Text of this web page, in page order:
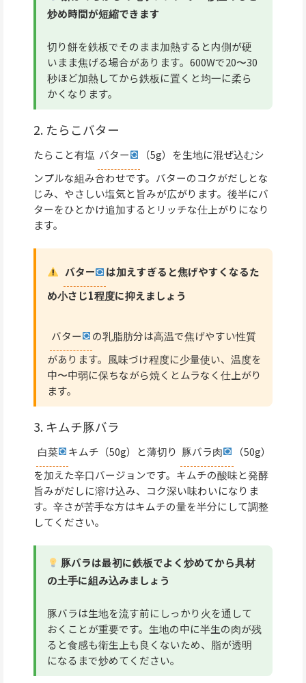
炒め時間が短縮できます
切り餅を鉄板でそのまま加熱すると内側が硬
いまま焦げる場合があります。600Wで20〜30
秒ほど加熱してから鉄板に置くと均一に柔ら
かくなります。
2. たらこバター
たらこと有塩 バター
（5g）を生地に混ぜ込むシ
ンプルな組み合わせです。バターのコクがだしとな
じみ、やさしい塩気と旨みが広がります。後半にバ
ターをひとかけ追加するとリッチな仕上がりになり
ます。
バター
は加えすぎると焦げやすくなるた
め小さじ1程度に抑えましょう
バター
の乳脂肪分は高温で焦げやすい性質
があります。風味づけ程度に少量使い、温度を
中〜中弱に保ちながら焼くとムラなく仕上がり
ます。
3. キムチ豚バラ
白菜 キムチ（50g）と薄切り 豚バラ肉
（50g）
を加えた辛口バージョンです。キムチの酸味と発酵
旨みがだしに溶け込み、コク深い味わいになりま
す。辛さが苦手な方はキムチの量を半分にして調整
してください。
豚バラは最初に鉄板でよく炒めてから具材
の土手に組み込みましょう
豚バラは生地を流す前にしっかり火を通して
おくことが重要です。生地の中に半生の肉が残
ると食感も衛生上も良くないため、脂が透明
になるまで炒めてください。